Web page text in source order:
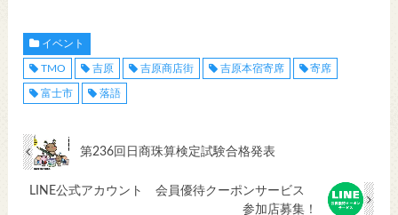
イベント
TMO 吉原 吉原商店街 吉原本宿寄席 寄席
富士市 落語
第236回日商珠算検定試験合格発表
LINE公式アカウント 会員優待クーポンサービス
参加店募集！